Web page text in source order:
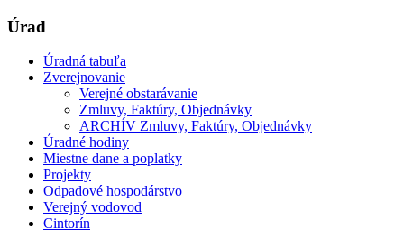
Úrad
Úradná tabuľa
Zverejnovanie
Verejné obstarávanie
Zmluvy, Faktúry, Objednávky
ARCHÍV Zmluvy, Faktúry, Objednávky
Úradné hodiny
Miestne dane a poplatky
Projekty
Odpadové hospodárstvo
Verejný vodovod
Cintorín